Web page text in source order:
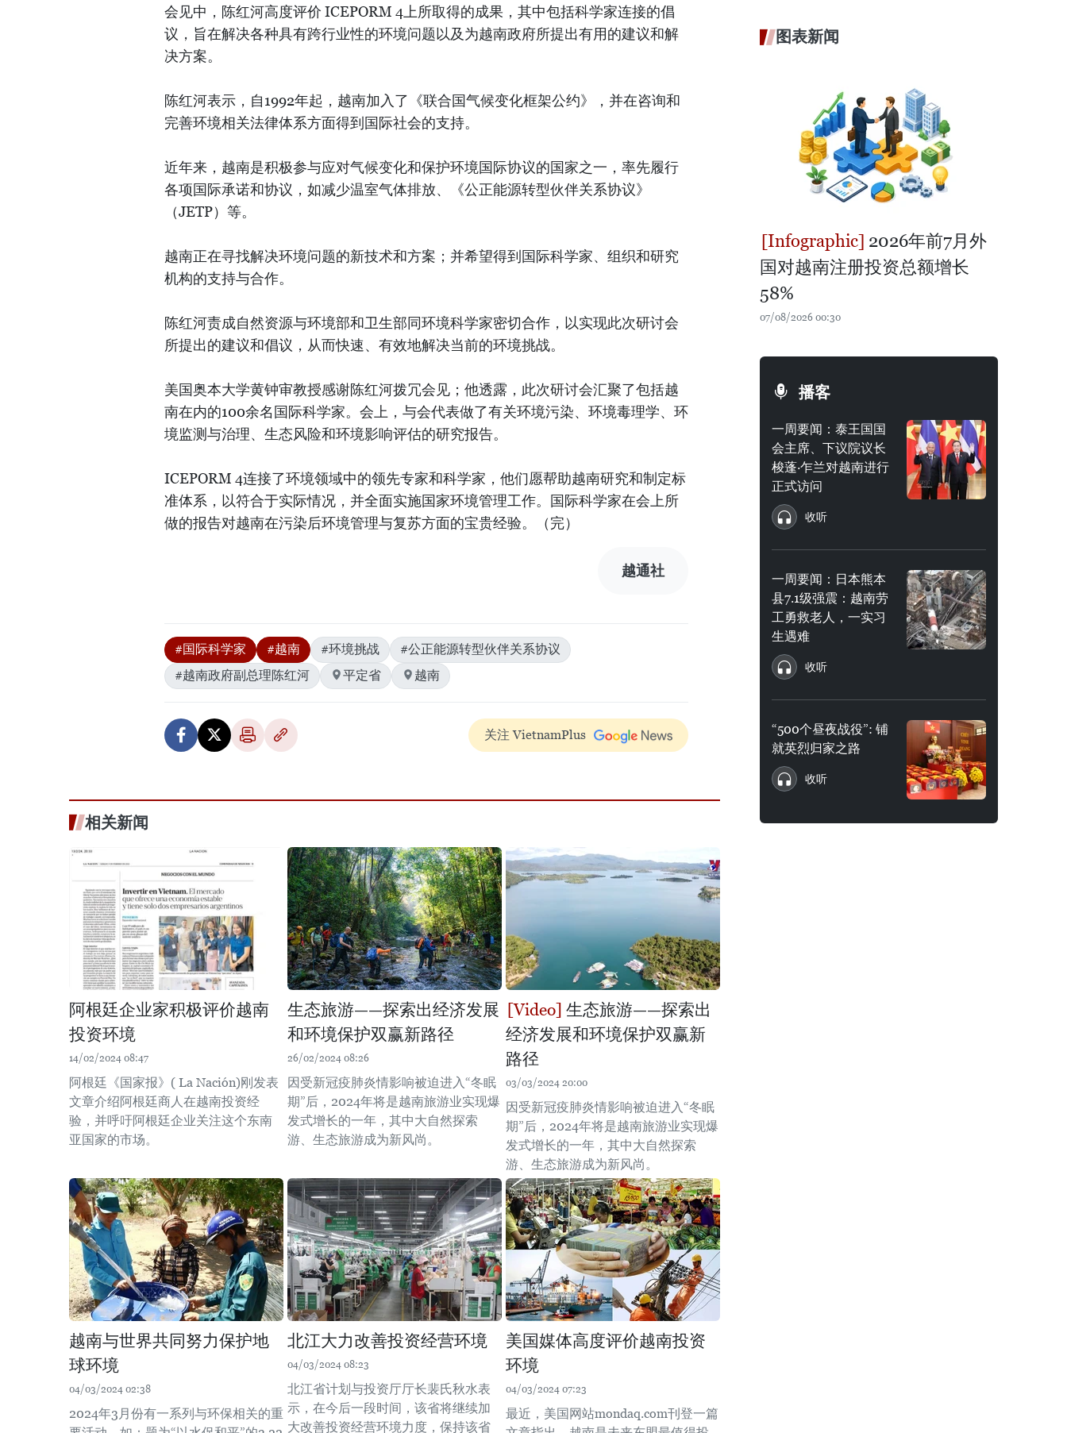
会见中，陈红河高度评价 ICEPORM 4上所取得的成果，其中包括科学家连接的倡
议，旨在解决各种具有跨行业性的环境问题以及为越南政府所提出有用的建议和解
决方案。
陈红河表示，自1992年起，越南加入了《联合国气候变化框架公约》，并在咨询和
完善环境相关法律体系方面得到国际社会的支持。
近年来，越南是积极参与应对气候变化和保护环境国际协议的国家之一，率先履行
各项国际承诺和协议，如减少温室气体排放、《公正能源转型伙伴关系协议》
（JETP）等。
越南正在寻找解决环境问题的新技术和方案；并希望得到国际科学家、组织和研究
机构的支持与合作。
陈红河责成自然资源与环境部和卫生部同环境科学家密切合作，以实现此次研讨会
所提出的建议和倡议，从而快速、有效地解决当前的环境挑战。
美国奥本大学黄钟审教授感谢陈红河拨冗会见；他透露，此次研讨会汇聚了包括越
南在内的100余名国际科学家。会上，与会代表做了有关环境污染、环境毒理学、环
境监测与治理、生态风险和环境影响评估的研究报告。
ICEPORM 4连接了环境领域中的领先专家和科学家，他们愿帮助越南研究和制定标
准体系，以符合于实际情况，并全面实施国家环境管理工作。国际科学家在会上所
做的报告对越南在污染后环境管理与复苏方面的宝贵经验。（完）
越通社
#国际科学家 #越南 #环境挑战
#公正能源转型伙伴关系协议
#越南政府副总理陈红河
平定省 越南
关注 VietnamPlus
相关新闻
阿根廷企业家积极评价越南
投资环境
14/02/2024 08:47
阿根廷《国家报》( La Nación)刚发表
文章介绍阿根廷商人在越南投资经
验，并呼吁阿根廷企业关注这个东南
亚国家的市场。
生态旅游——探索出经济发展
和环境保护双赢新路径
26/02/2024 08:26
因受新冠疫肺炎情影响被迫进入“冬眠
期”后，2024年将是越南旅游业实现爆
发式增长的一年，其中大自然探索
游、生态旅游成为新风尚。
生态旅游——探索出
经济发展和环境保护双赢新
路径
03/03/2024 20:00
因受新冠疫肺炎情影响被迫进入“冬眠
期”后，2024年将是越南旅游业实现爆
发式增长的一年，其中大自然探索
游、生态旅游成为新风尚。
越南与世界共同努力保护地
球环境
04/03/2024 02:38
2024年3月份有一系列与环保相关的重
北江大力改善投资经营环境
04/03/2024 08:23
北江省计划与投资厅厅长裴氏秋水表
示，在今后一段时间，该省将继续加
大改善投资经营环境力度，保持该省
美国媒体高度评价越南投资
环境
04/03/2024 07:23
最近，美国网站mondaq.com刊登一篇
图表新闻
2026年前7月外
国对越南注册投资总额增长
58%
07/08/2026 00:30
播客
一周要闻：泰王国国
会主席、下议院议长
梭蓬·乍兰对越南进行
正式访问
收听
一周要闻：日本熊本
县7.1级强震：越南劳
工勇救老人，一实习
生遇难
收听
“500个昼夜战役”: 铺
就英烈归家之路
收听